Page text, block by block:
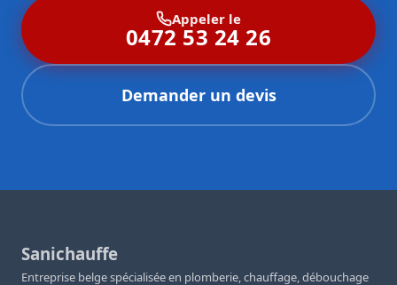
Appeler le
0472 53 24 26
Demander un devis
Sanichauffe
Entreprise belge spécialisée en plomberie, chauffage, débouchage